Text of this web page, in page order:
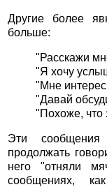
Другие более
больше:
"Расскажи
"Я хочу
"Мне
"Давай
"Похоже, что
Эти
продолжать
него "отняли
сообщениях,